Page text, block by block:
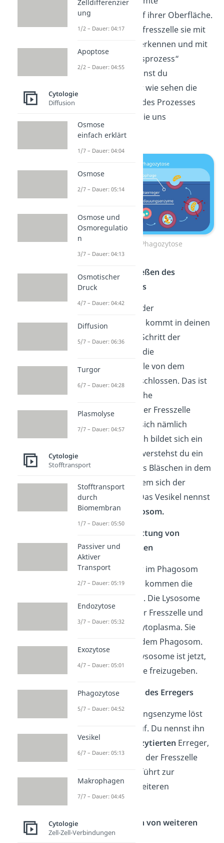
Proteinstruktur auf ihrer Oberfläche.
So kann die Riesenfresszelle sie mit
ihren Rezeptoren erkennen und mit
dem „Vernichtungsprozess“
beginnen. Den nennst du
. Aber wie sehen die
einzelnen Schritte des Prozesses
aus? Schauen wir sie uns
nacheinander an.
Ablauf der Phagozytose
Schritt 1: Umschließen des
Krankheitserregers
Eine fremde Zelle, der
Krankheitserreger, kommt in deinen
Körper. Im ersten Schritt der
wird die
eingedrungene Zelle von dem
Makrophagen umschlossen. Das ist
durch die bewegliche
Plasmamembran der Fresszelle
möglich. Sie kann sich nämlich
einstülpen. Dadurch bildet sich ein
Vesikel
. Darunter verstehst du ein
membranumhülltes Bläschen in dem
Makrophagen, indem sich der
Erreger befindet. Das Vesikel nennst
du hier auch Phagosom.
Schritt 2: Ausschüttung von
Verdauungsenzymen
Sobald der Erreger im Phagosom
eingeschlossen ist, kommen die
ins Spiel. Die Lysosome
sind Organellen der Fresszelle und
befinden sich im Cytoplasma. Sie
verschmelzen mit dem Phagosom.
Die Funktion der Lysosome ist jetzt,
Verdauungsenzyme freizugeben.
Schritt 3: Auflösen des Erregers
Durch die Verdauungsenzyme löst
sich der Erreger auf. Du nennst ihn
dann einen
phagozytierten Erreger,
der sozusagen von der Fresszelle
verdaut wird. Das führt zur
Aktivierungvon weiteren
Makrophagen.
Schritt 4: Anlocken von weiteren
Fresszellen
Zelldifferenzier
ung
1/2 – Dauer: 04:17
Apoptose
2/2 – Dauer: 04:55
Cytologie
Diffusion
Osmose
einfach erklärt
1/7 – Dauer: 04:04
Osmose
2/7 – Dauer: 05:14
Osmose und
Osmoregulatio
n
3/7 – Dauer: 04:13
Osmotischer
Druck
4/7 – Dauer: 04:42
Diffusion
5/7 – Dauer: 06:36
Turgor
6/7 – Dauer: 04:28
Plasmolyse
7/7 – Dauer: 04:57
Cytologie
Stofftransport
Stofftransport
durch
Biomembran
1/7 – Dauer: 05:50
Passiver und
Aktiver
Transport
2/7 – Dauer: 05:19
Endozytose
3/7 – Dauer: 05:32
Exozytose
4/7 – Dauer: 05:01
Phagozytose
5/7 – Dauer: 04:52
Vesikel
6/7 – Dauer: 05:13
Makrophagen
7/7 – Dauer: 04:45
Cytologie
Zell-Zell-Verbindungen